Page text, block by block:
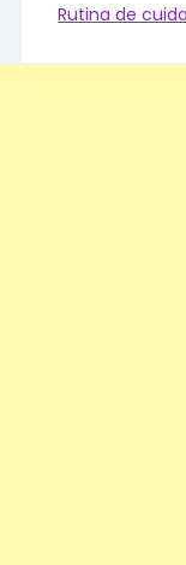
Rutina de